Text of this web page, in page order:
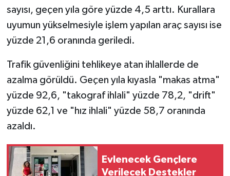
sayısı, geçen yıla göre yüzde 4,5 arttı. Kurallara
uyumun yükselmesiyle işlem yapılan araç sayısı ise
yüzde 21,6 oranında geriledi.
Trafik güvenliğini tehlikeye atan ihlallerde de
azalma görüldü. Geçen yıla kıyasla "makas atma"
yüzde 92,6, "takograf ihlali" yüzde 78,2, "drift"
yüzde 62,1 ve "hız ihlali" yüzde 58,7 oranında
azaldı.
Evlenecek Gençlere
Verilecek Destekler